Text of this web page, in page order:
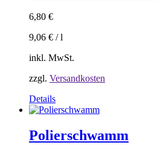
6,80 €
9,06 € /l
inkl. MwSt.
zzgl. Versandkosten
DetailsDieses
Produkt
mehrere
Varianten
Polierschwamm